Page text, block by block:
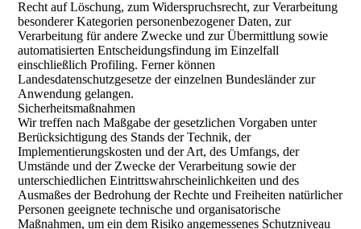
Recht auf Löschung, zum Widerspruchsrecht, zur Verarbeitung
besonderer Kategorien personenbezogener Daten, zur
Verarbeitung für andere Zwecke und zur Übermittlung sowie
automatisierten Entscheidungsfindung im Einzelfall
einschließlich Profiling. Ferner können
Landesdatenschutzgesetze der einzelnen Bundesländer zur
Anwendung gelangen.
Sicherheitsmaßnahmen
Wir treffen nach Maßgabe der gesetzlichen Vorgaben unter
Berücksichtigung des Stands der Technik, der
Implementierungskosten und der Art, des Umfangs, der
Umstände und der Zwecke der Verarbeitung sowie der
unterschiedlichen Eintrittswahrscheinlichkeiten und des
Ausmaßes der Bedrohung der Rechte und Freiheiten natürlicher
Personen geeignete technische und organisatorische
Maßnahmen, um ein dem Risiko angemessenes Schutzniveau